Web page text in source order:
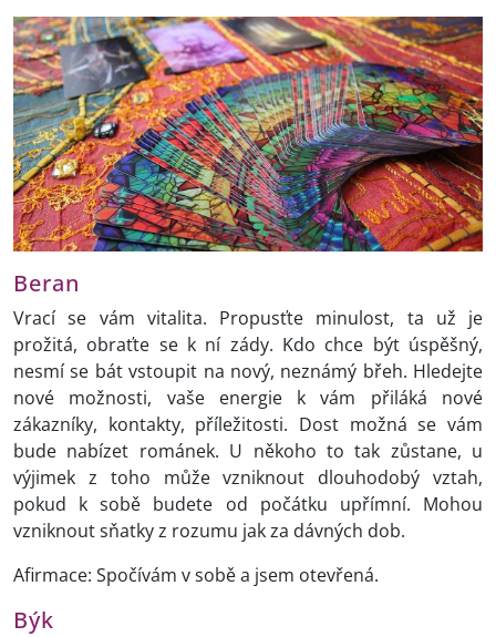
Beran
Vrací se vám vitalita. Propusťte minulost, ta už je
prožitá, obraťte se k ní zády. Kdo chce být úspěšný,
nesmí se bát vstoupit na nový, neznámý břeh. Hledejte
nové možnosti, vaše energie k vám přiláká nové
zákazníky, kontakty, příležitosti. Dost možná se vám
bude nabízet románek. U někoho to tak zůstane, u
výjimek z toho může vzniknout dlouhodobý vztah,
pokud k sobě budete od počátku upřímní. Mohou
vzniknout sňatky z rozumu jak za dávných dob.
Afirmace: Spočívám v sobě a jsem otevřená.
Býk